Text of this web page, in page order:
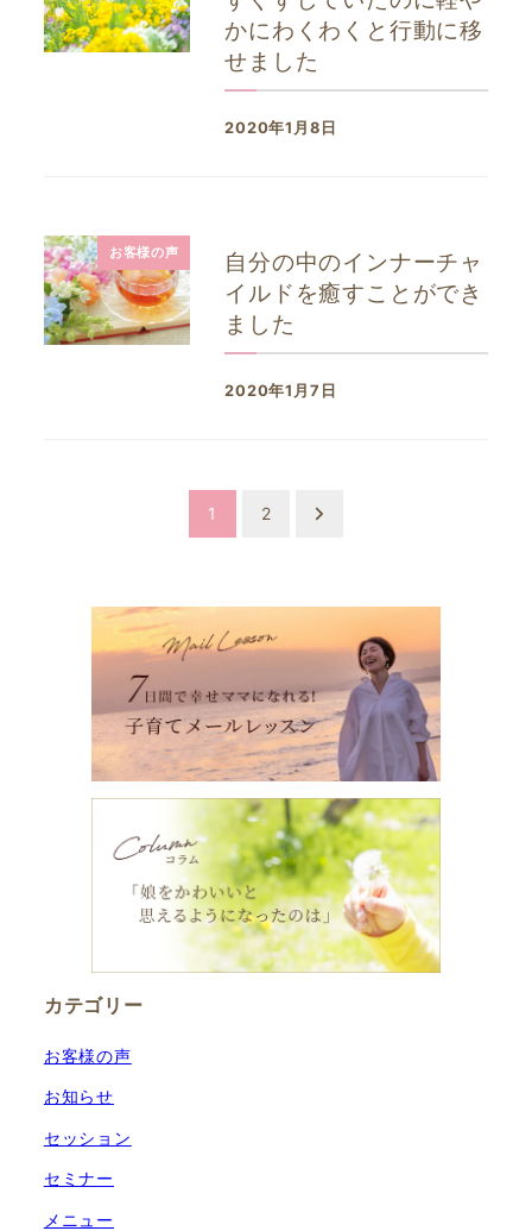
かにわくわくと行動に移
せました
投稿日
2020年1月8日
お客様の声
自分の中のインナーチャ
イルドを癒すことができ
ました
投稿日
2020年1月7日
1 2
カテゴリー
お客様の声
お知らせ
セッション
セミナー
メニュー